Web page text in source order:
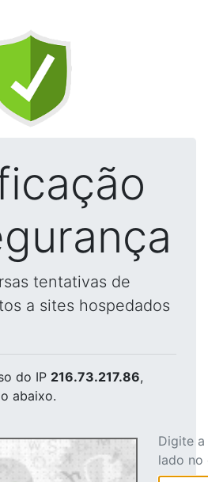
tentativas de
a sites hospedados
do IP 216.73.217.86,
abaixo.
Digite
lado no